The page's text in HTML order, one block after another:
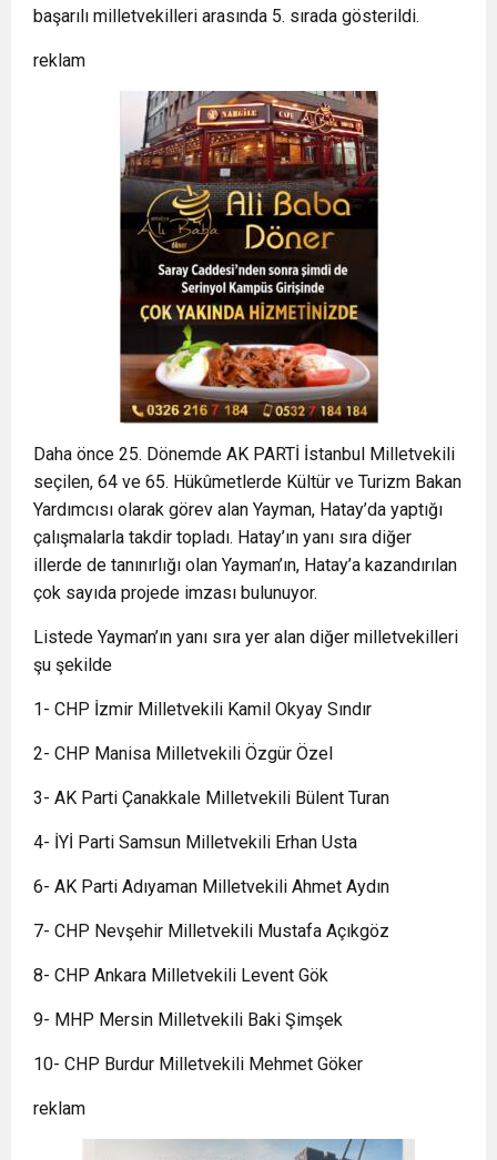
başarılı milletvekilleri arasında 5. sırada gösterildi.
reklam
Daha önce 25. Dönemde AK PARTİ İstanbul Milletvekili
seçilen, 64 ve 65. Hükûmetlerde Kültür ve Turizm Bakan
Yardımcısı olarak görev alan Yayman, Hatay’da yaptığı
çalışmalarla takdir topladı. Hatay’ın yanı sıra diğer
illerde de tanınırlığı olan Yayman’ın, Hatay’a kazandırılan
çok sayıda projede imzası bulunuyor.
Listede Yayman’ın yanı sıra yer alan diğer milletvekilleri
şu şekilde
1- CHP İzmir Milletvekili Kamil Okyay Sındır
2- CHP Manisa Milletvekili Özgür Özel
3- AK Parti Çanakkale Milletvekili Bülent Turan
4- İYİ Parti Samsun Milletvekili Erhan Usta
6- AK Parti Adıyaman Milletvekili Ahmet Aydın
7- CHP Nevşehir Milletvekili Mustafa Açıkgöz
8- CHP Ankara Milletvekili Levent Gök
9- MHP Mersin Milletvekili Baki Şimşek
10- CHP Burdur Milletvekili Mehmet Göker
reklam